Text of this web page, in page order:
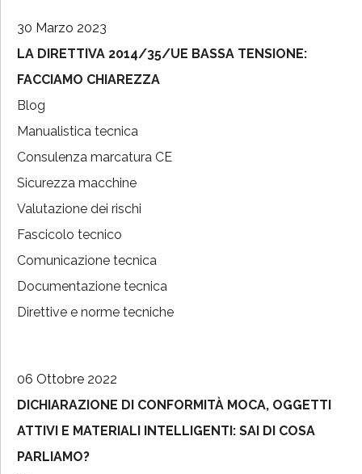
30 Marzo 2023
LA DIRETTIVA 2014/35/UE BASSA TENSIONE:
FACCIAMO CHIAREZZA
Blog
Manualistica tecnica
Consulenza marcatura CE
Sicurezza macchine
Valutazione dei rischi
Fascicolo tecnico
Comunicazione tecnica
Documentazione tecnica
Direttive e norme tecniche
06 Ottobre 2022
DICHIARAZIONE DI CONFORMITÀ MOCA, OGGETTI
ATTIVI E MATERIALI INTELLIGENTI: SAI DI COSA
PARLIAMO?